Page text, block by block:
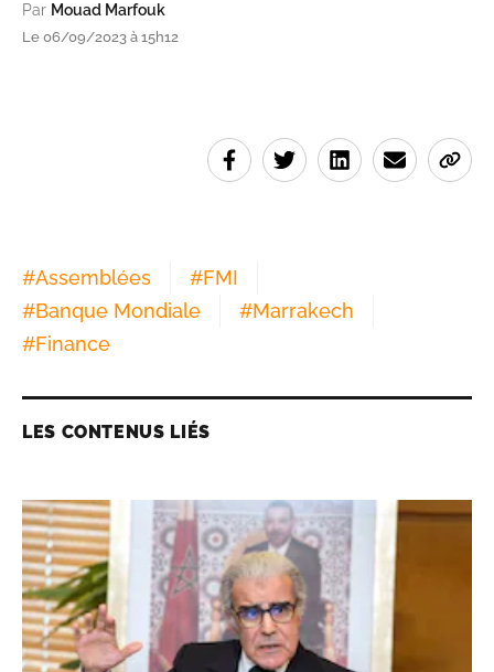
Par Mouad Marfouk
Le 06/09/2023 à 15h12
#Assemblées #FMI
#Banque Mondiale #Marrakech
#Finance
LES CONTENUS LIÉS